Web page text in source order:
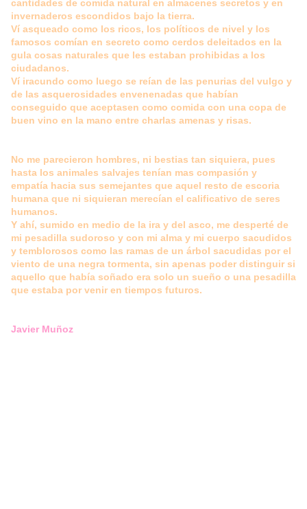
cantidades de comida natural en almacenes secretos y en
invernaderos escondidos bajo la tierra.
Ví asqueado como los ricos, los políticos de nivel y los
famosos comían en secreto como cerdos deleitados en la
gula cosas naturales que les estaban prohibidas a los
ciudadanos.
Ví iracundo como luego se reían de las penurias del vulgo y
de las asquerosidades envenenadas que habían
conseguido que aceptasen como comida con una copa de
buen vino en la mano entre charlas amenas y risas.
No me parecieron hombres, ni bestias tan siquiera, pues
hasta los animales salvajes tenían mas compasión y
empatía hacia sus semejantes que aquel resto de escoria
humana que ni siquieran merecían el calificativo de seres
humanos.
Y ahí, sumido en medio de la ira y del asco, me desperté de
mi pesadilla sudoroso y con mi alma y mi cuerpo sacudidos
y temblorosos como las ramas de un árbol sacudidas por el
viento de una negra tormenta, sin apenas poder distinguir si
aquello que había soñado era solo un sueño o una pesadilla
que estaba por venir en tiempos futuros.
Javier Muñoz